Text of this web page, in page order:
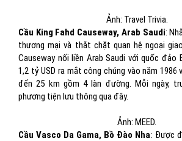
Ảnh: Travel Trivia.
Cầu King Fahd Causeway, Arab Saudi:
thương mại và thắt chặt quan hệ ngoại
Causeway nối liền Arab Saudi với quốc đảo
1,2 tỷ USD ra mắt công chúng vào năm 1986
đến 25 km gồm 4 làn đường. Mỗi ngày,
phương tiện lưu thông qua đây.
Ảnh: MEED.
Cầu Vasco Da Gama, Bồ Đào Nha: Được